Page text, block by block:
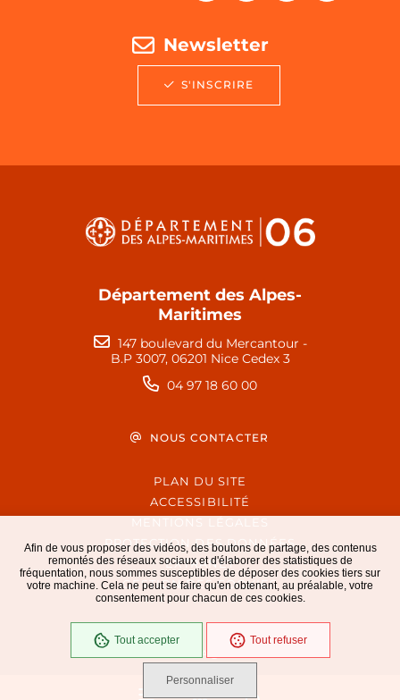
Afin de vous proposer des vidéos, des boutons de partage, des contenus
remontés des réseaux sociaux et d'élaborer des statistiques de
fréquentation, nous sommes susceptibles de déposer des cookies tiers sur
votre machine. Cela ne peut se faire qu'en obtenant, au préalable, votre
consentement pour chacun de ces cookies.
Tout accepter Tout refuser
Personnaliser
Newsletter
S'INSCRIRE
Département des Alpes-
Maritimes
147 boulevard du Mercantour -
B.P 3007, 06201 Nice Cedex 3
04 97 18 60 00
NOUS CONTACTER
PLAN DU SITE
ACCESSIBILITÉ
MENTIONS LÉGALES
PROTECTION DES DONNÉES
EXTRANET
GESTION DES COOKIES
En cours